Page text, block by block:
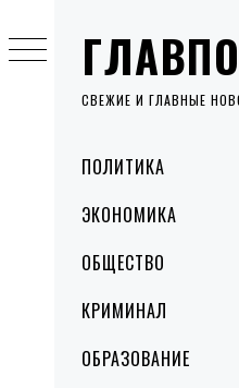
СВЕЖИЕ И ГЛАВНЫЕ
MenuПОЛИТИКА
ЭКОНОМИКА
ОБЩЕСТВО
КРИМИНАЛ
ОБРАЗОВАНИЕ
to
content